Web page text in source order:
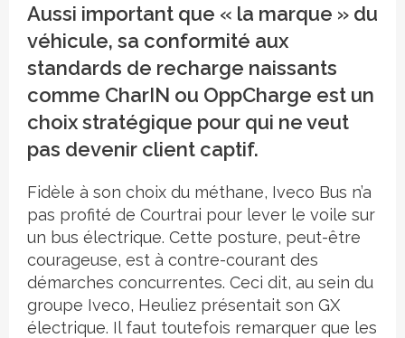
Aussi important que « la marque » du
véhicule, sa conformité aux
standards de recharge naissants
comme CharIN ou OppCharge est un
choix stratégique pour qui ne veut
pas devenir client captif.
Fidèle à son choix du méthane, Iveco Bus n’a
pas profité de Courtrai pour lever le voile sur
un bus électrique. Cette posture, peut-être
courageuse, est à contre-courant des
démarches concurrentes. Ceci dit, au sein du
groupe Iveco, Heuliez présentait son GX
électrique. Il faut toutefois remarquer que les